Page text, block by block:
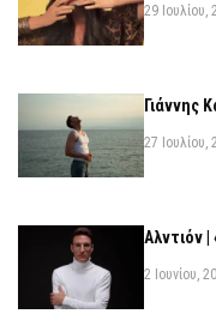
29 Ιουλίου,
Γιάννης
27 Ιουλίου,
Αλντιόν
2 Ιουνίου,